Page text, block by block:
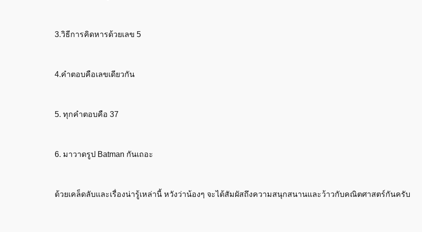
3.วิธีการคิดหารด้วยเลข 5
4.คำตอบคือเลขเดียวกัน
5. ทุกคำตอบคือ 37
6. มาวาดรูป Batman กันเถอะ
ด้วยเคล็ดลับและเรื่องน่ารู้เหล่านี้ หวังว่าน้องๆ จะได้สัมผัสถึงความสนุกสนานและว้าวกับคณิตศาสตร์กันครับ